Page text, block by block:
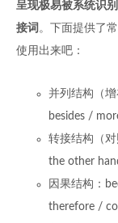
呈现极易被系统识
接词 。下面提供了
使用出来吧：
并列结构（
besides /
转接结构（
the other
因果结构：
therefore /